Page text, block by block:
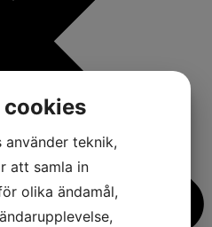
teknik,
att samla in
olika ändamål,